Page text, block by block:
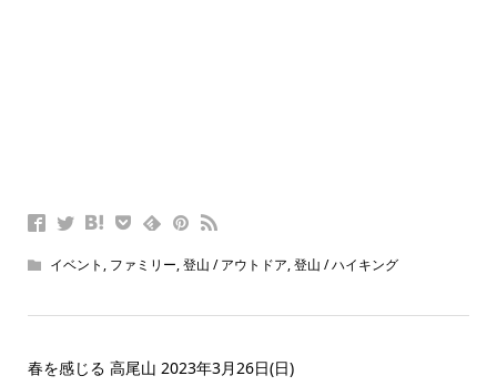
イベント , ファミリー,登山 / アウトドア,登山 / ハイキング
春を感じる 高尾山 2023年3月26日(日)